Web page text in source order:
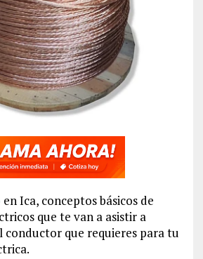
en Ica, conceptos básicos de
que te van a asistir a
conductor que requieres para tu